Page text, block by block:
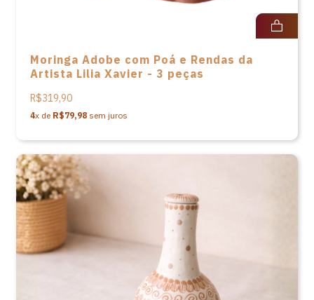
Moringa Adobe com Poá e Rendas da
Artista Lilia Xavier - 3 peças
R$319,90
4x de R$79,98 sem juros